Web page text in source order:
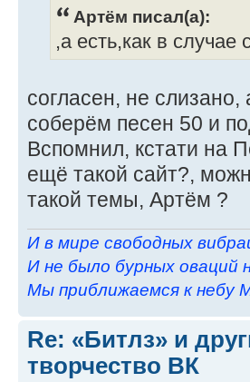
Артём писал(а):
,а есть,как в
согласен, не
соберём песен 50 и
Вспомнил, кстати на
ещё такой сайт?,
такой темы, Артём ?
И в мире свободных
И не было бурных оваций
Мы приближаемся к небу
Re: «Битлз» и
творчество ВК